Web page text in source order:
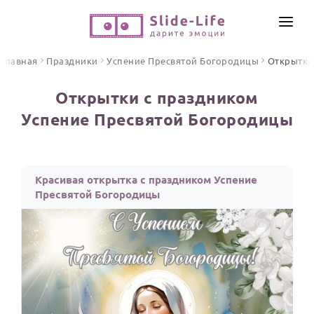
ПО ФОРМАТУ
Открытки
Стихи и тексты
ПРАЗДНИКИ
С Днем рождения
Юбилей
ИНСТРУМЕНТЫ
ОТЗЫВЫ
Главная Праздники Успение Пресвятой Богородицы Открытки
Открытки с праздником
Успение Пресвятой Богородицы
Красивая открытка с праздником Успение
Пресвятой Богородицы